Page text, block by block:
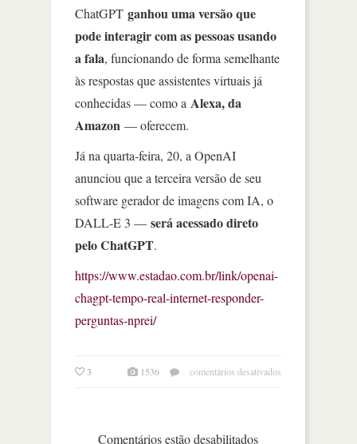
ChatGPT ganhou uma versão que
pode interagir com as pessoas usando
a fala, funcionando de forma semelhante
às respostas que assistentes virtuais já
conhecidas — como a Alexa, da
Amazon — oferecem.
Já na quarta-feira, 20, a OpenAI
anunciou que a terceira versão de seu
software gerador de imagens com IA, o
DALL-E 3 — será acessado direto
pelo ChatGPT.
https://www.estadao.com.br/link/openai-
chagpt-tempo-real-internet-responder-
perguntas-nprei/
3 1536 comentários desativados
Comentários estão desabilitados